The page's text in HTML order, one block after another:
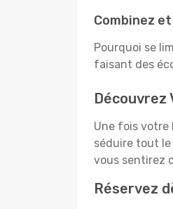
Combinez
Pourquoi se
faisant des
Découvrez
Une fois votre
séduire tout le
vous sentirez
Réservez